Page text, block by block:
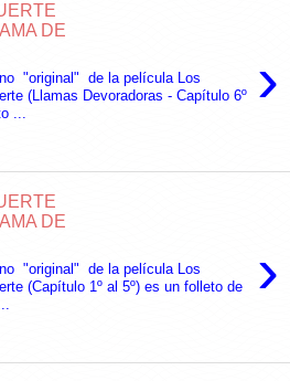
DE
›
"original" de la película Los
(Llamas Devoradoras - Capítulo 6º
...
DE
›
"original" de la película Los
(Capítulo 1º al 5º) es un folleto de